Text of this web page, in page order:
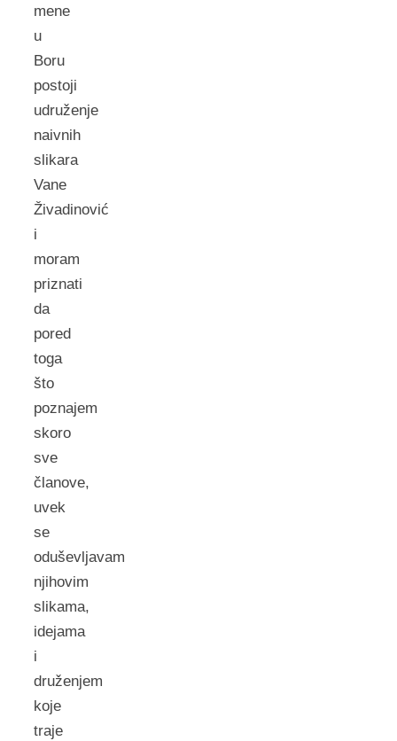
mene
u
Boru
postoji
udruženje
naivnih
slikara
Vane
Živadinović
i
moram
priznati
da
pored
toga
što
poznajem
skoro
sve
članove,
uvek
se
oduševljavam
njihovim
slikama,
idejama
i
druženjem
koje
traje